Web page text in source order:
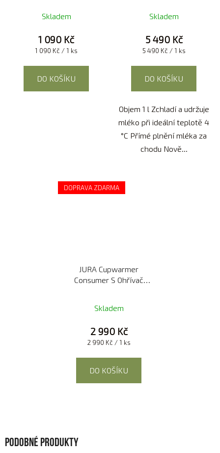
Skladem
1 090 Kč
Měrná
1 090 Kč / 1 ks
DO KOŠÍKU
Skladem
5 490 Kč
Měrná
5 490 Kč / 1 ks
DO KOŠÍKU
Objem 1 l Zchladí a udržuje
mléko při ideální teplotě 4
°C Přímé plnění mléka za
chodu Nově...
DOPRAVA ZDARMA
JURA Cupwarmer
Consumer S Ohřívač
Skladem
2 990 Kč
Měrná
2 990 Kč / 1 ks
DO KOŠÍKU
Podobné produkty